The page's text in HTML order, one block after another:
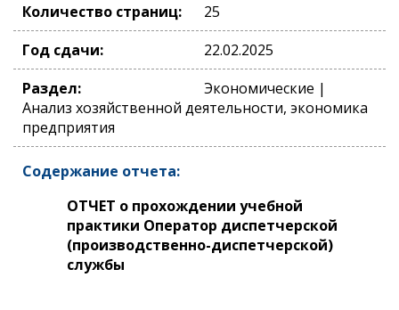
Количество страниц:
25
Год сдачи:
22.02.2025
Раздел:
Экономические |
Анализ хозяйственной деятельности, экономика
предприятия
Содержание отчета:
ОТЧЕТ о прохождении учебной
практики Оператор диспетчерской
(производственно-диспетчерской)
службы